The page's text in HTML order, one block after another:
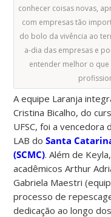
conhecer coisas novas,
com empresas tão
do bolo da vivência ao
a-dia das empresas e
entender melhor o que
A equipe Laranja
Cristina Bicalho, do
UFSC, foi a
LAB doSanta
(SCMC). Além de
acadêmicos Arthur
Gabriela Maestri
processo de
dedicação ao longo